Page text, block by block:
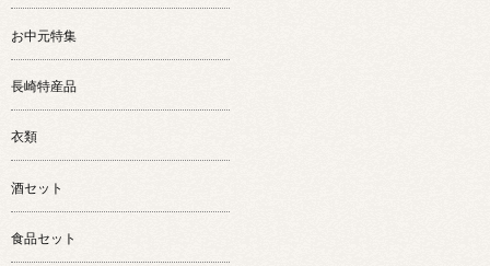
お中元特集
長崎特産品
衣類
酒セット
食品セット